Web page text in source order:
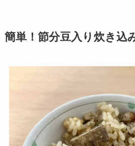
簡単！節分豆入り炊き込